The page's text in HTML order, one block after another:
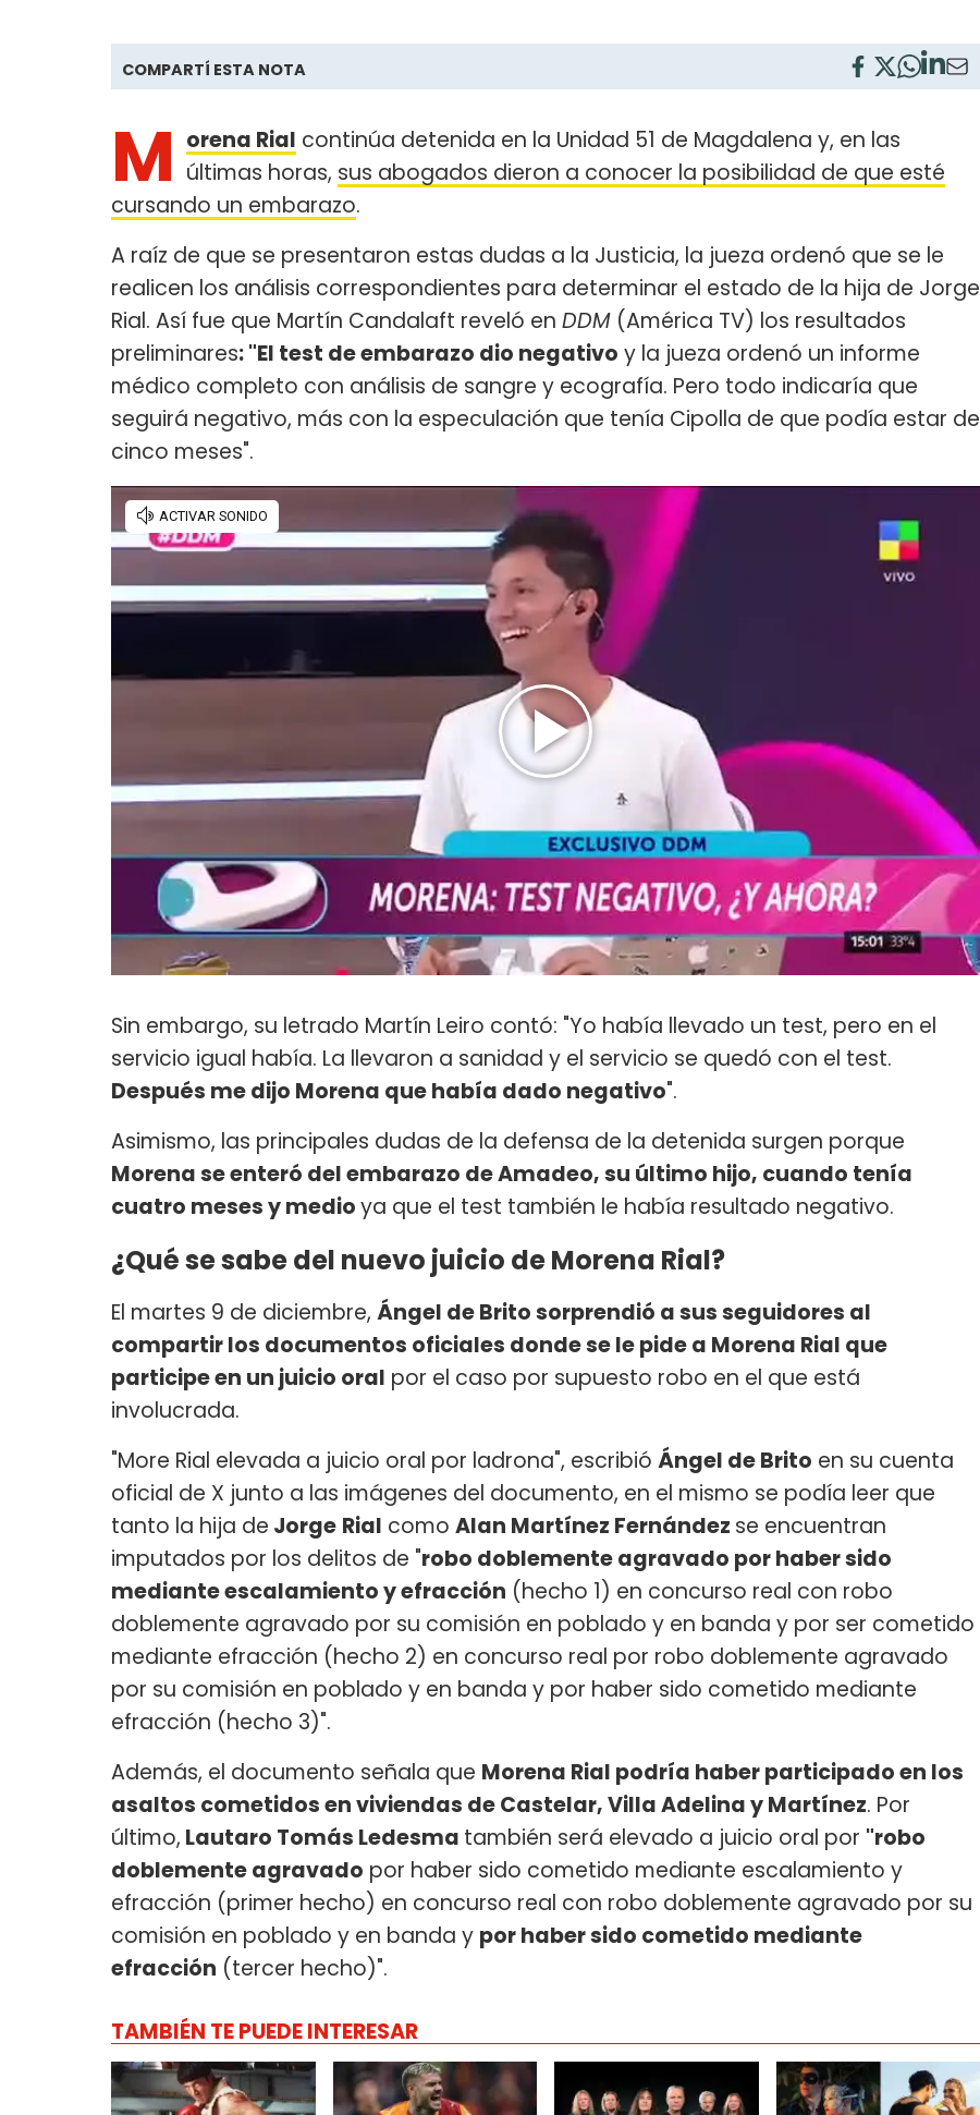
COMPARTÍ ESTA NOTA
M orena Rial continúa detenida en la Unidad 51 de Magdalena y, en las
últimas horas, sus abogados dieron a conocer la posibilidad de que esté
cursando un embarazo.
A raíz de que se presentaron estas dudas a la Justicia, la jueza ordenó que se le
realicen los análisis correspondientes para determinar el estado de la hija de Jorge
Rial. Así fue que Martín Candalaft reveló en DDM (América TV) los resultados
preliminares: "El test de embarazo dio negativo y la jueza ordenó un informe
médico completo con análisis de sangre y ecografía. Pero todo indicaría que
seguirá negativo, más con la especulación que tenía Cipolla de que podía estar de
cinco meses".
Sin embargo, su letrado Martín Leiro contó: "Yo había llevado un test, pero en el
servicio igual había. La llevaron a sanidad y el servicio se quedó con el test.
Después me dijo Morena que había dado negativo".
Asimismo, las principales dudas de la defensa de la detenida surgen porque
Morena se enteró del embarazo de Amadeo, su último hijo, cuando tenía
cuatro meses y medioya que el test también le había resultado negativo.
¿Qué se sabe del nuevo juicio de Morena Rial?
El martes 9 de diciembre, Ángel de Brito sorprendió a sus seguidores al
compartir los documentos oficiales donde se le pide a Morena Rial que
participe en un juicio oral por el caso por supuesto robo en el que está
involucrada.
"More Rial elevada a juicio oral por ladrona", escribió Ángel de Brito en su cuenta
oficial de X junto a las imágenes del documento, en el mismo se podía leer que
tanto la hija de Jorge Rial como Alan Martínez Fernández se encuentran
imputados por los delitos de "robo doblemente agravado por haber sido
mediante escalamiento y efracción (hecho 1) en concurso real con robo
doblemente agravado por su comisión en poblado y en banda y por ser cometido
mediante efracción (hecho 2) en concurso real por robo doblemente agravado
por su comisión en poblado y en banda y por haber sido cometido mediante
efracción (hecho 3)".
Además, el documento señala que Morena Rial podría haber participado en los
asaltos cometidos en viviendas de Castelar, Villa Adelina y Martínez. Por
último, Lautaro Tomás Ledesma también será elevado a juicio oral por "robo
doblemente agravado por haber sido cometido mediante escalamiento y
efracción (primer hecho) en concurso real con robo doblemente agravado por su
comisión en poblado y en banda y por haber sido cometido mediante
efracción (tercer hecho)".
TAMBIÉN TE PUEDE INTERESAR